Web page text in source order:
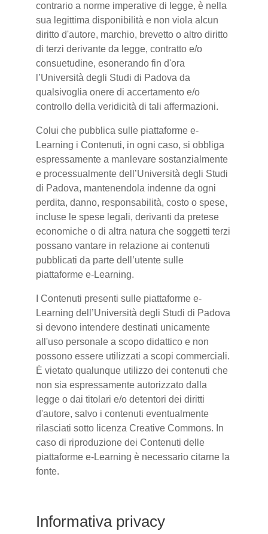
contrario a norme imperative di legge, è nella
sua legittima disponibilità e non viola alcun
diritto d'autore, marchio, brevetto o altro diritto
di terzi derivante da legge, contratto e/o
consuetudine, esonerando fin d'ora
l’Università degli Studi di Padova da
qualsivoglia onere di accertamento e/o
controllo della veridicità di tali affermazioni.
Colui che pubblica sulle piattaforme e-
Learning i Contenuti, in ogni caso, si obbliga
espressamente a manlevare sostanzialmente
e processualmente dell’Università degli Studi
di Padova, mantenendola indenne da ogni
perdita, danno, responsabilità, costo o spese,
incluse le spese legali, derivanti da pretese
economiche o di altra natura che soggetti terzi
possano vantare in relazione ai contenuti
pubblicati da parte dell’utente sulle
piattaforme e-Learning.
I Contenuti presenti sulle piattaforme e-
Learning dell’Università degli Studi di Padova
si devono intendere destinati unicamente
all'uso personale a scopo didattico e non
possono essere utilizzati a scopi commerciali.
È vietato qualunque utilizzo dei contenuti che
non sia espressamente autorizzato dalla
legge o dai titolari e/o detentori dei diritti
d'autore, salvo i contenuti eventualmente
rilasciati sotto licenza Creative Commons. In
caso di riproduzione dei Contenuti delle
piattaforme e-Learning è necessario citarne la
fonte.
Informativa privacy